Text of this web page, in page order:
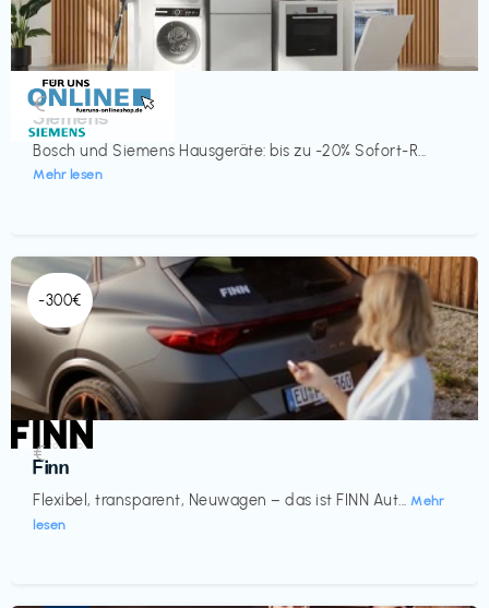
Küche & Haushalt
Siemens
Bosch und Siemens Hausgeräte: bis zu -20% Sofort-R...
Mehr lesen
€‎
-300€
Automobil
Finn
Flexibel, transparent, Neuwagen – das ist FINN Aut... Mehr
lesen
€‎